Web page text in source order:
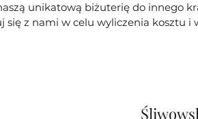
unikatową biżuterię do innego
się z nami w celu wyliczenia kosztu i